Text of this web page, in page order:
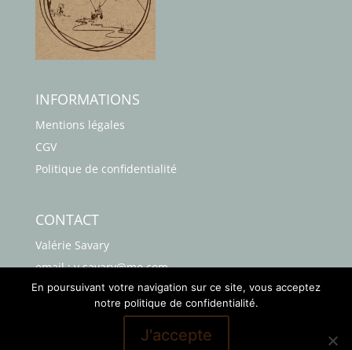
INFORMATIONS
Mentions légales
CGV
Politique de confidentialité
CONTACT
Valérie Savary
email : v.savary@me.com
Téléphone : 06 63 41 38 76
En poursuivant votre navigation sur ce site, vous acceptez
notre politique de confidentialité.
J'accepte